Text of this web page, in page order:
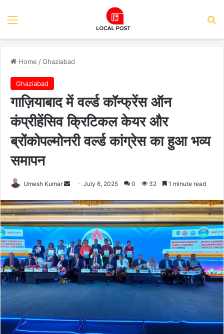
Menu
Home /Ghaziabad
Ghaziabad
गाज़ियाबाद में वर्ल्ड कॉन्फ्रेंस ऑन
कंप्रीहेंसिव क्रिटिकल केयर और
ब्रोंकोपल्मोनरी वर्ल्ड कांग्रेस का हुआ भव्य
समापन
Umesh Kumar
Send
email
July 6, 2025 0 32 1 minute read